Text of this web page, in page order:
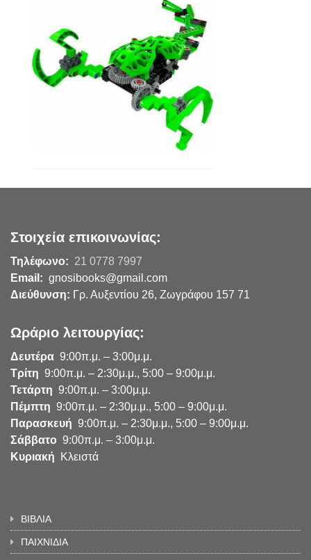
Στοιχεία επικοινωνίας:
Τηλέφωνο: 21 0778 7997
Email: gnosibooks@gmail.com
Διεύθυνση: Γρ. Αυξεντίου 26, Ζωγράφου 157 71
Ωράριο λειτουργίας:
Δευτέρα 9:00π.μ. – 3:00μ.μ.
Τρίτη 9:00π.μ. – 2:30μ.μ., 5:00 – 9:00μ.μ.
Τετάρτη 9:00π.μ. – 3:00μ.μ.
Πέμπτη 9:00π.μ. – 2:30μ.μ., 5:00 – 9:00μ.μ.
Παρασκευή 9:00π.μ. – 2:30μ.μ., 5:00 – 9:00μ.μ.
Σάββατο 9:00π.μ. – 3:00μ.μ.
Κυριακή Κλειστά
ΒΙΒΛΙΑ
ΠΑΙΧΝΙΔΙΑ